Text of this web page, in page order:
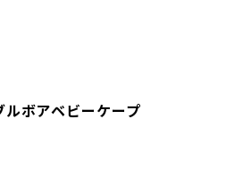
ルボアベビーケープ